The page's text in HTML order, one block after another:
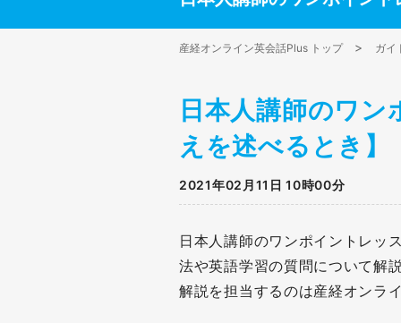
産経オンライン英会話Plus トップ ガイ
日本人講師のワ
えを述べるとき】
2021年02月11日 10時00分
日本人講師のワンポイントレッ
法や英語学習の質問について解
解説を担当するのは産経オンラ